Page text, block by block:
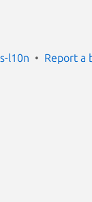
l10n Report a